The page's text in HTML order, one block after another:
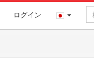
ログイン